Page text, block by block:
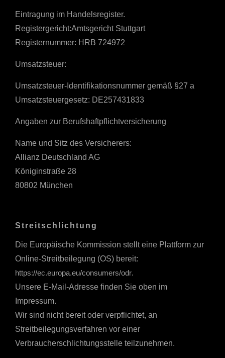
Eintragung im Handelsregister.
Registergericht:Amtsgericht Stuttgart
Registernummer: HRB 724972
Umsatzsteuer:
Umsatzsteuer-Identifikationsnummer gemäß §27 a
Umsatzsteuergesetz: DE257431833
Angaben zur Berufshaftpflichtversicherung
Name und Sitz des Versicherers:
Allianz Deutschland AG
Königinstraße 28
80802 München
Streitschlichtung
Die Europäische Kommission stellt eine Plattform zur
Online-Streitbeilegung (OS) bereit:
https://ec.europa.eu/consumers/odr.
Unsere E-Mail-Adresse finden Sie oben im
Impressum.
Wir sind nicht bereit oder verpflichtet, an
Streitbeilegungsverfahren vor einer
Verbraucherschlichtungsstelle teilzunehmen.